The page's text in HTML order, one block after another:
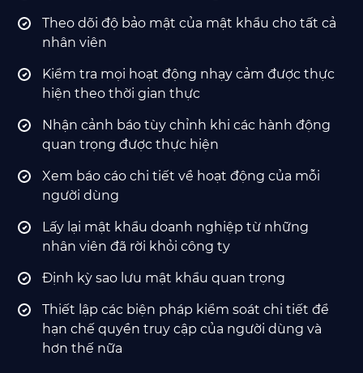
Theo dõi độ bảo mật của mật khẩu cho tất cả
nhân viên
Kiểm tra mọi hoạt động nhạy cảm được thực
hiện theo thời gian thực
Nhận cảnh báo tùy chỉnh khi các hành động
quan trọng được thực hiện
Xem báo cáo chi tiết về hoạt động của mỗi
người dùng
Lấy lại mật khẩu doanh nghiệp từ những
nhân viên đã rời khỏi công ty
Định kỳ sao lưu mật khẩu quan trọng
Thiết lập các biện pháp kiểm soát chi tiết để
hạn chế quyền truy cập của người dùng và
hơn thế nữa